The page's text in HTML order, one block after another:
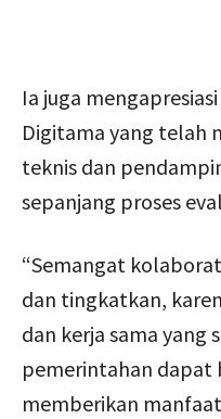
Ia juga
Digitama yang telah
teknis dan
sepanjang proses
“Semangat
dan tingkatkan,
dan kerja sama
pemerintahan
memberikan